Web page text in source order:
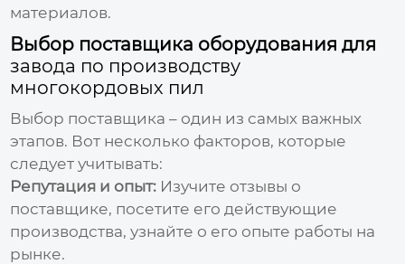
материалов.
Выбор поставщика оборудования для
завода по производству
многокордовых пил
Выбор поставщика – один из самых важных
этапов. Вот несколько факторов, которые
следует учитывать:
Репутация и опыт: Изучите отзывы о
поставщике, посетите его действующие
производства, узнайте о его опыте работы на
рынке.